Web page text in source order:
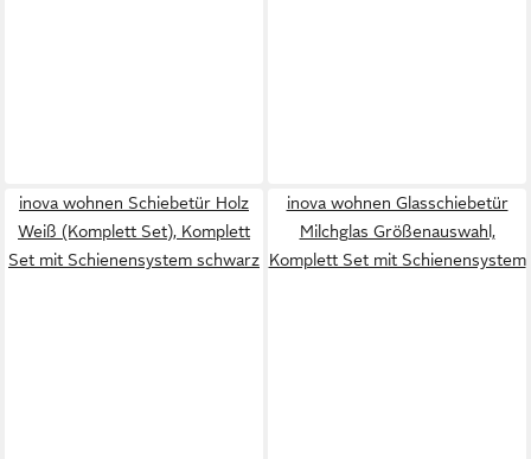
inova wohnen Schiebetür Holz
Weiß (Komplett Set), Komplett
Set mit Schienensystem schwarz
inova wohnen Glasschiebetür
Milchglas Größenauswahl,
Komplett Set mit Schienensystem